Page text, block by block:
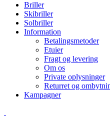
Briller
Skibriller
Solbriller
Information
Betalingsmetoder
Etuier
Fragt og levering
Om os
Private oplysninger
Returret og
Kampagner